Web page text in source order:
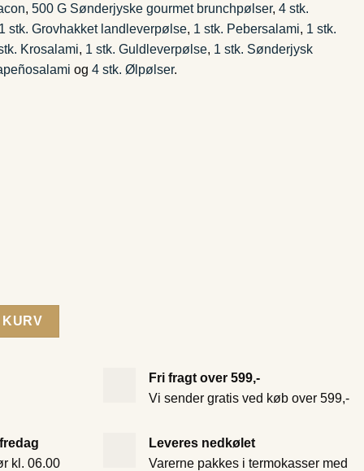
, 500 G Sønderjyske gourmet brunchpølser, 4 stk.
1 stk. Grovhakket landleverpølse, 1 stk. Pebersalami, 1 stk.
Krosalami, 1 stk. Guldleverpølse, 1 stk. Sønderjysk
og 4 stk. Ølpølser.
Fri fragt over 599,-
Vi sender gratis ved køb over 599,-
kl. 06.00
Leveres nedkølet
Varerne pakkes i termokasser med